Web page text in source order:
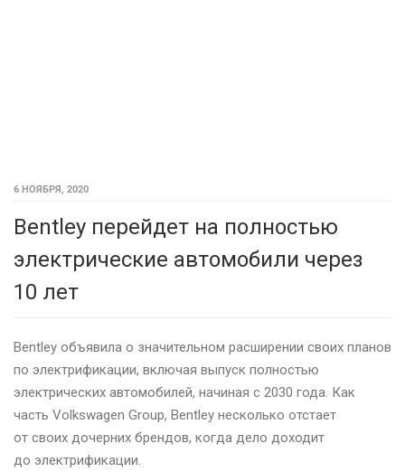
6 НОЯБРЯ, 2020
Bentley перейдет на полностью
электрические автомобили через
10 лет
Bentley объявила о значительном расширении своих планов
по электрификации, включая выпуск полностью
электрических автомобилей, начиная с 2030 года. Как
часть Volkswagen Group, Bentley несколько отстает
от своих дочерних брендов, когда дело доходит
до электрификации.